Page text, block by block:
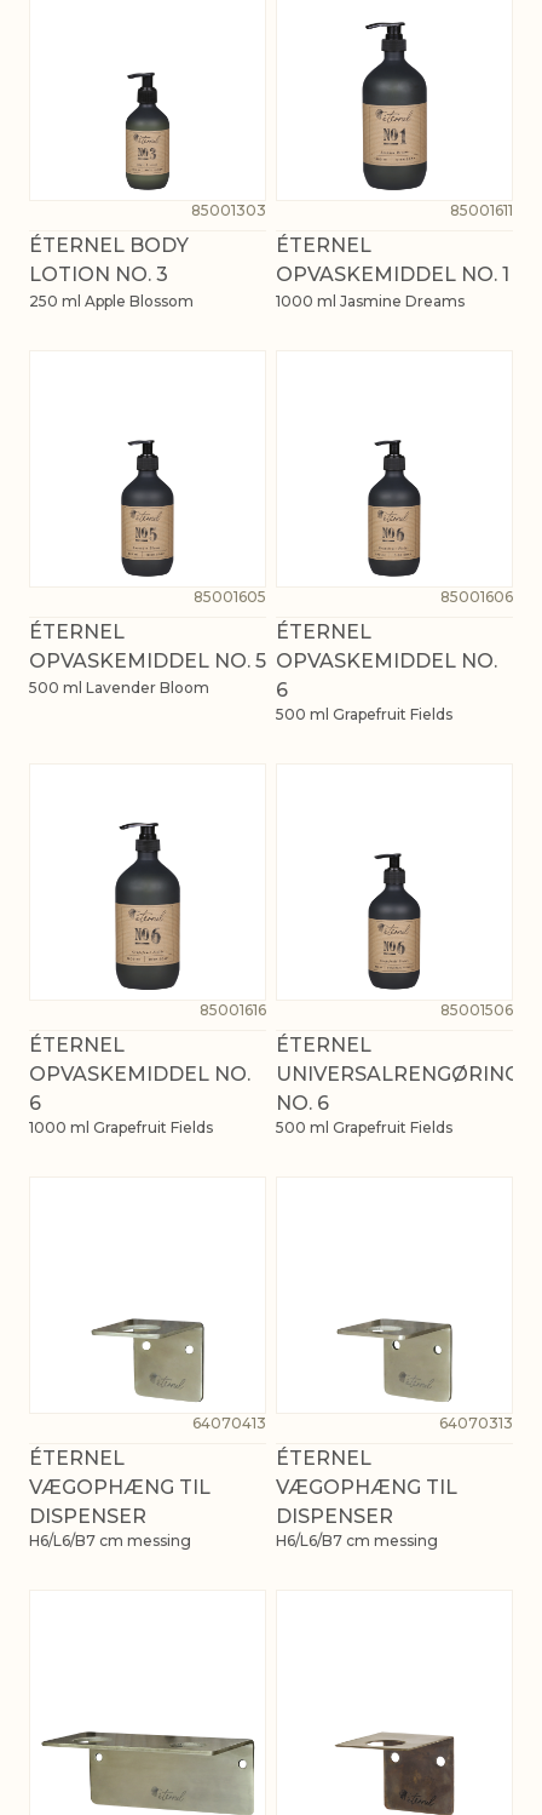
85001303
ÉTERNEL BODY
LOTION NO. 3
250 ml Apple Blossom
85001611
ÉTERNEL
OPVASKEMIDDEL NO. 1
1000 ml Jasmine Dreams
85001605
ÉTERNEL
OPVASKEMIDDEL NO. 5
500 ml Lavender Bloom
85001606
ÉTERNEL
OPVASKEMIDDEL NO.
6
500 ml Grapefruit Fields
85001616
ÉTERNEL
OPVASKEMIDDEL NO.
6
1000 ml Grapefruit Fields
85001506
ÉTERNEL
UNIVERSALRENGØRING
NO. 6
500 ml Grapefruit Fields
64070413
ÉTERNEL
VÆGOPHÆNG TIL
DISPENSER
H6/L6/B7 cm messing
64070313
ÉTERNEL
VÆGOPHÆNG TIL
DISPENSER
H6/L6/B7 cm messing